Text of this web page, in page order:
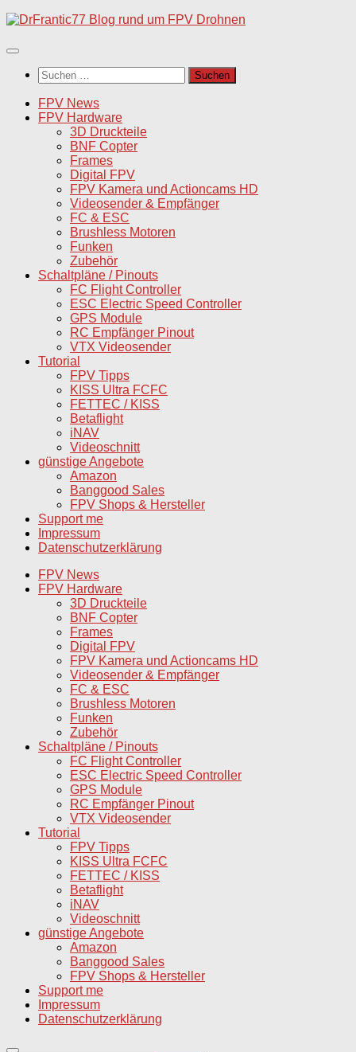
Unter
Inhalt
Suchen
nach:
FPV News
FPV Hardware
3D Druckteile
BNF Copter
Frames
Digital FPV
FPV Kamera und Actioncams HD
Videosender & Empfänger
FC & ESC
Brushless Motoren
Funken
Zubehör
Schaltpläne / Pinouts
FC Flight Controller
ESC Electric Speed Controller
GPS Module
RC Empfänger Pinout
VTX Videosender
Tutorial
FPV Tipps
KISS Ultra FCFC
FETTEC / KISS
Betaflight
iNAV
Videoschnitt
günstige Angebote
Amazon
Banggood Sales
FPV Shops & Hersteller
Support me
Impressum
Datenschutzerklärung
FPV News
FPV Hardware
3D Druckteile
BNF Copter
Frames
Digital FPV
FPV Kamera und Actioncams HD
Videosender & Empfänger
FC & ESC
Brushless Motoren
Funken
Zubehör
Schaltpläne / Pinouts
FC Flight Controller
ESC Electric Speed Controller
GPS Module
RC Empfänger Pinout
VTX Videosender
Tutorial
FPV Tipps
KISS Ultra FCFC
FETTEC / KISS
Betaflight
iNAV
Videoschnitt
günstige Angebote
Amazon
Banggood Sales
FPV Shops & Hersteller
Support me
Impressum
Datenschutzerklärung